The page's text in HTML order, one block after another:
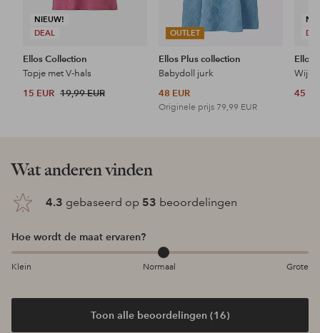
NIEUW!
DEAL
Ellos Collection
Topje met V-hals
15 EUR 19,99 EUR
OUTLET
Ellos Plus collection
Babydoll jurk
48 EUR
Originele prijs 79,99 EUR
Ellos
45
Wat anderen vinden
4.3 gebaseerd op 53 beoordelingen
Hoe wordt de maat ervaren?
Klein Normaal Grote
Toon alle beoordelingen (16)